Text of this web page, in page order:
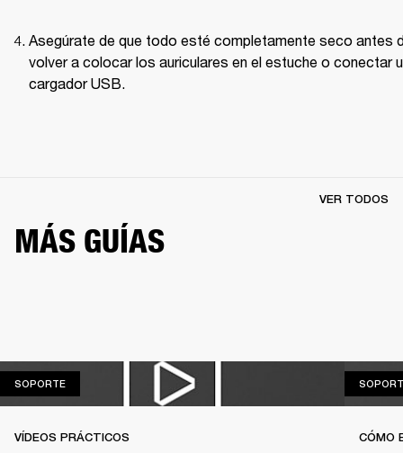
Asegúrate de que todo esté completamente seco antes
volver a colocar los auriculares en el estuche o conectar
cargador USB.
MÁS GUÍAS
VER TODOS
SOPORTESOPORTE
VÍDEOS PRÁCTICOS CÓMO